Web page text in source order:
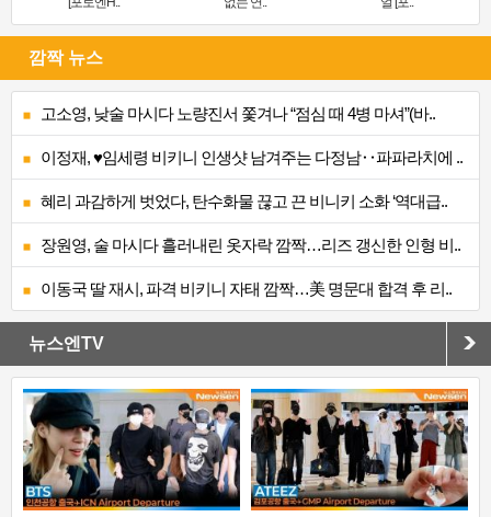
깜짝 뉴스
고소영, 낮술 마시다 노량진서 쫓겨나 “점심 때 4병 마셔”(바..
이정재, ♥임세령 비키니 인생샷 남겨주는 다정남‥파파라치에 ..
혜리 과감하게 벗었다, 탄수화물 끊고 끈 비니키 소화 ‘역대급..
장원영, 술 마시다 흘러내린 옷자락 깜짝…리즈 갱신한 인형 비..
이동국 딸 재시, 파격 비키니 자태 깜짝…美 명문대 합격 후 리..
뉴스엔TV